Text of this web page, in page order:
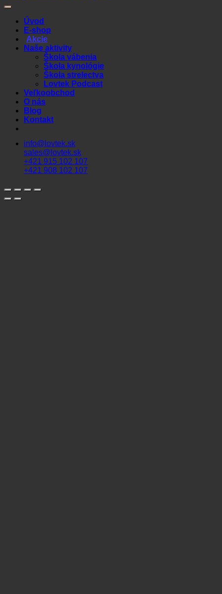
Úvod
E-shop
Akcie
Naše aktivity
Škola vábenia
Škola kynológie
Škola strelectva
Lovtek Podcast
Veľkoobchod
O nás
Blog
Kontakt
info@lovtek.sk
sales@lovtek.sk
+421 915 102 107
+421 908 102 107